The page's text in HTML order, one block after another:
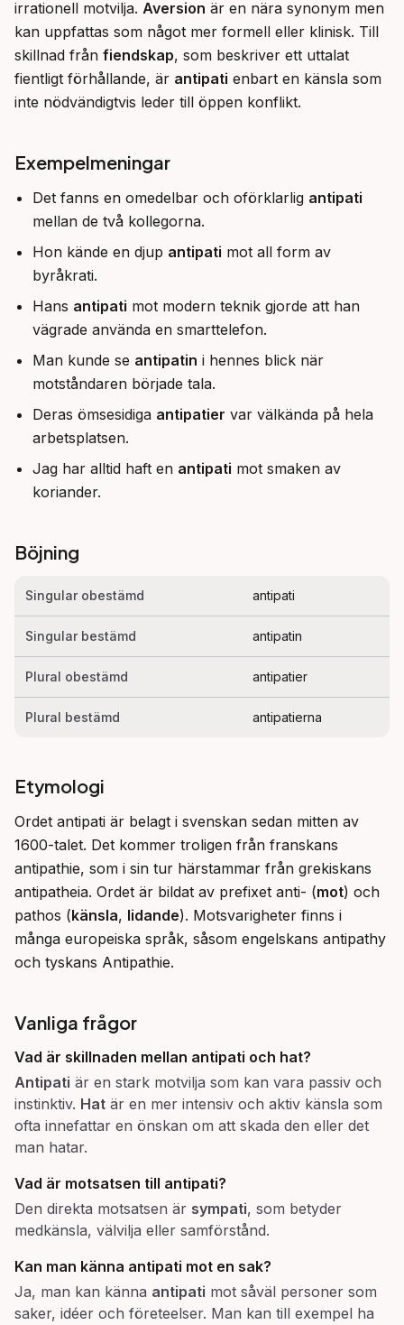
irrationell motvilja. Aversion är en nära synonym men
kan uppfattas som något mer formell eller klinisk. Till
skillnad från fiendskap, som beskriver ett uttalat
fientligt förhållande, är antipati enbart en känsla som
inte nödvändigtvis leder till öppen konflikt.
Exempelmeningar
Det fanns en omedelbar och oförklarlig antipati
mellan de två kollegorna.
Hon kände en djup antipati mot all form av
byråkrati.
Hans antipati mot modern teknik gjorde att han
vägrade använda en smarttelefon.
Man kunde se antipatin i hennes blick när
motståndaren började tala.
Deras ömsesidiga antipatier var välkända på hela
arbetsplatsen.
Jag har alltid haft en antipati mot smaken av
koriander.
Böjning
Singular obestämd antipati
Singular bestämd antipatin
Plural obestämd antipatier
Plural bestämd antipatierna
Etymologi
Ordet antipati är belagt i svenskan sedan mitten av
1600-talet. Det kommer troligen från franskans
antipathie, som i sin tur härstammar från grekiskans
antipatheia. Ordet är bildat av prefixet anti- (mot) och
pathos (känsla, lidande). Motsvarigheter finns i
många europeiska språk, såsom engelskans antipathy
och tyskans Antipathie.
Vanliga frågor
Vad är skillnaden mellan antipati och hat?
Antipati är en stark motvilja som kan vara passiv och
instinktiv. Hat är en mer intensiv och aktiv känsla som
ofta innefattar en önskan om att skada den eller det
man hatar.
Vad är motsatsen till antipati?
Den direkta motsatsen är sympati, som betyder
medkänsla, välvilja eller samförstånd.
Kan man känna antipati mot en sak?
Ja, man kan känna antipati mot såväl personer som
saker, idéer och företeelser. Man kan till exempel ha